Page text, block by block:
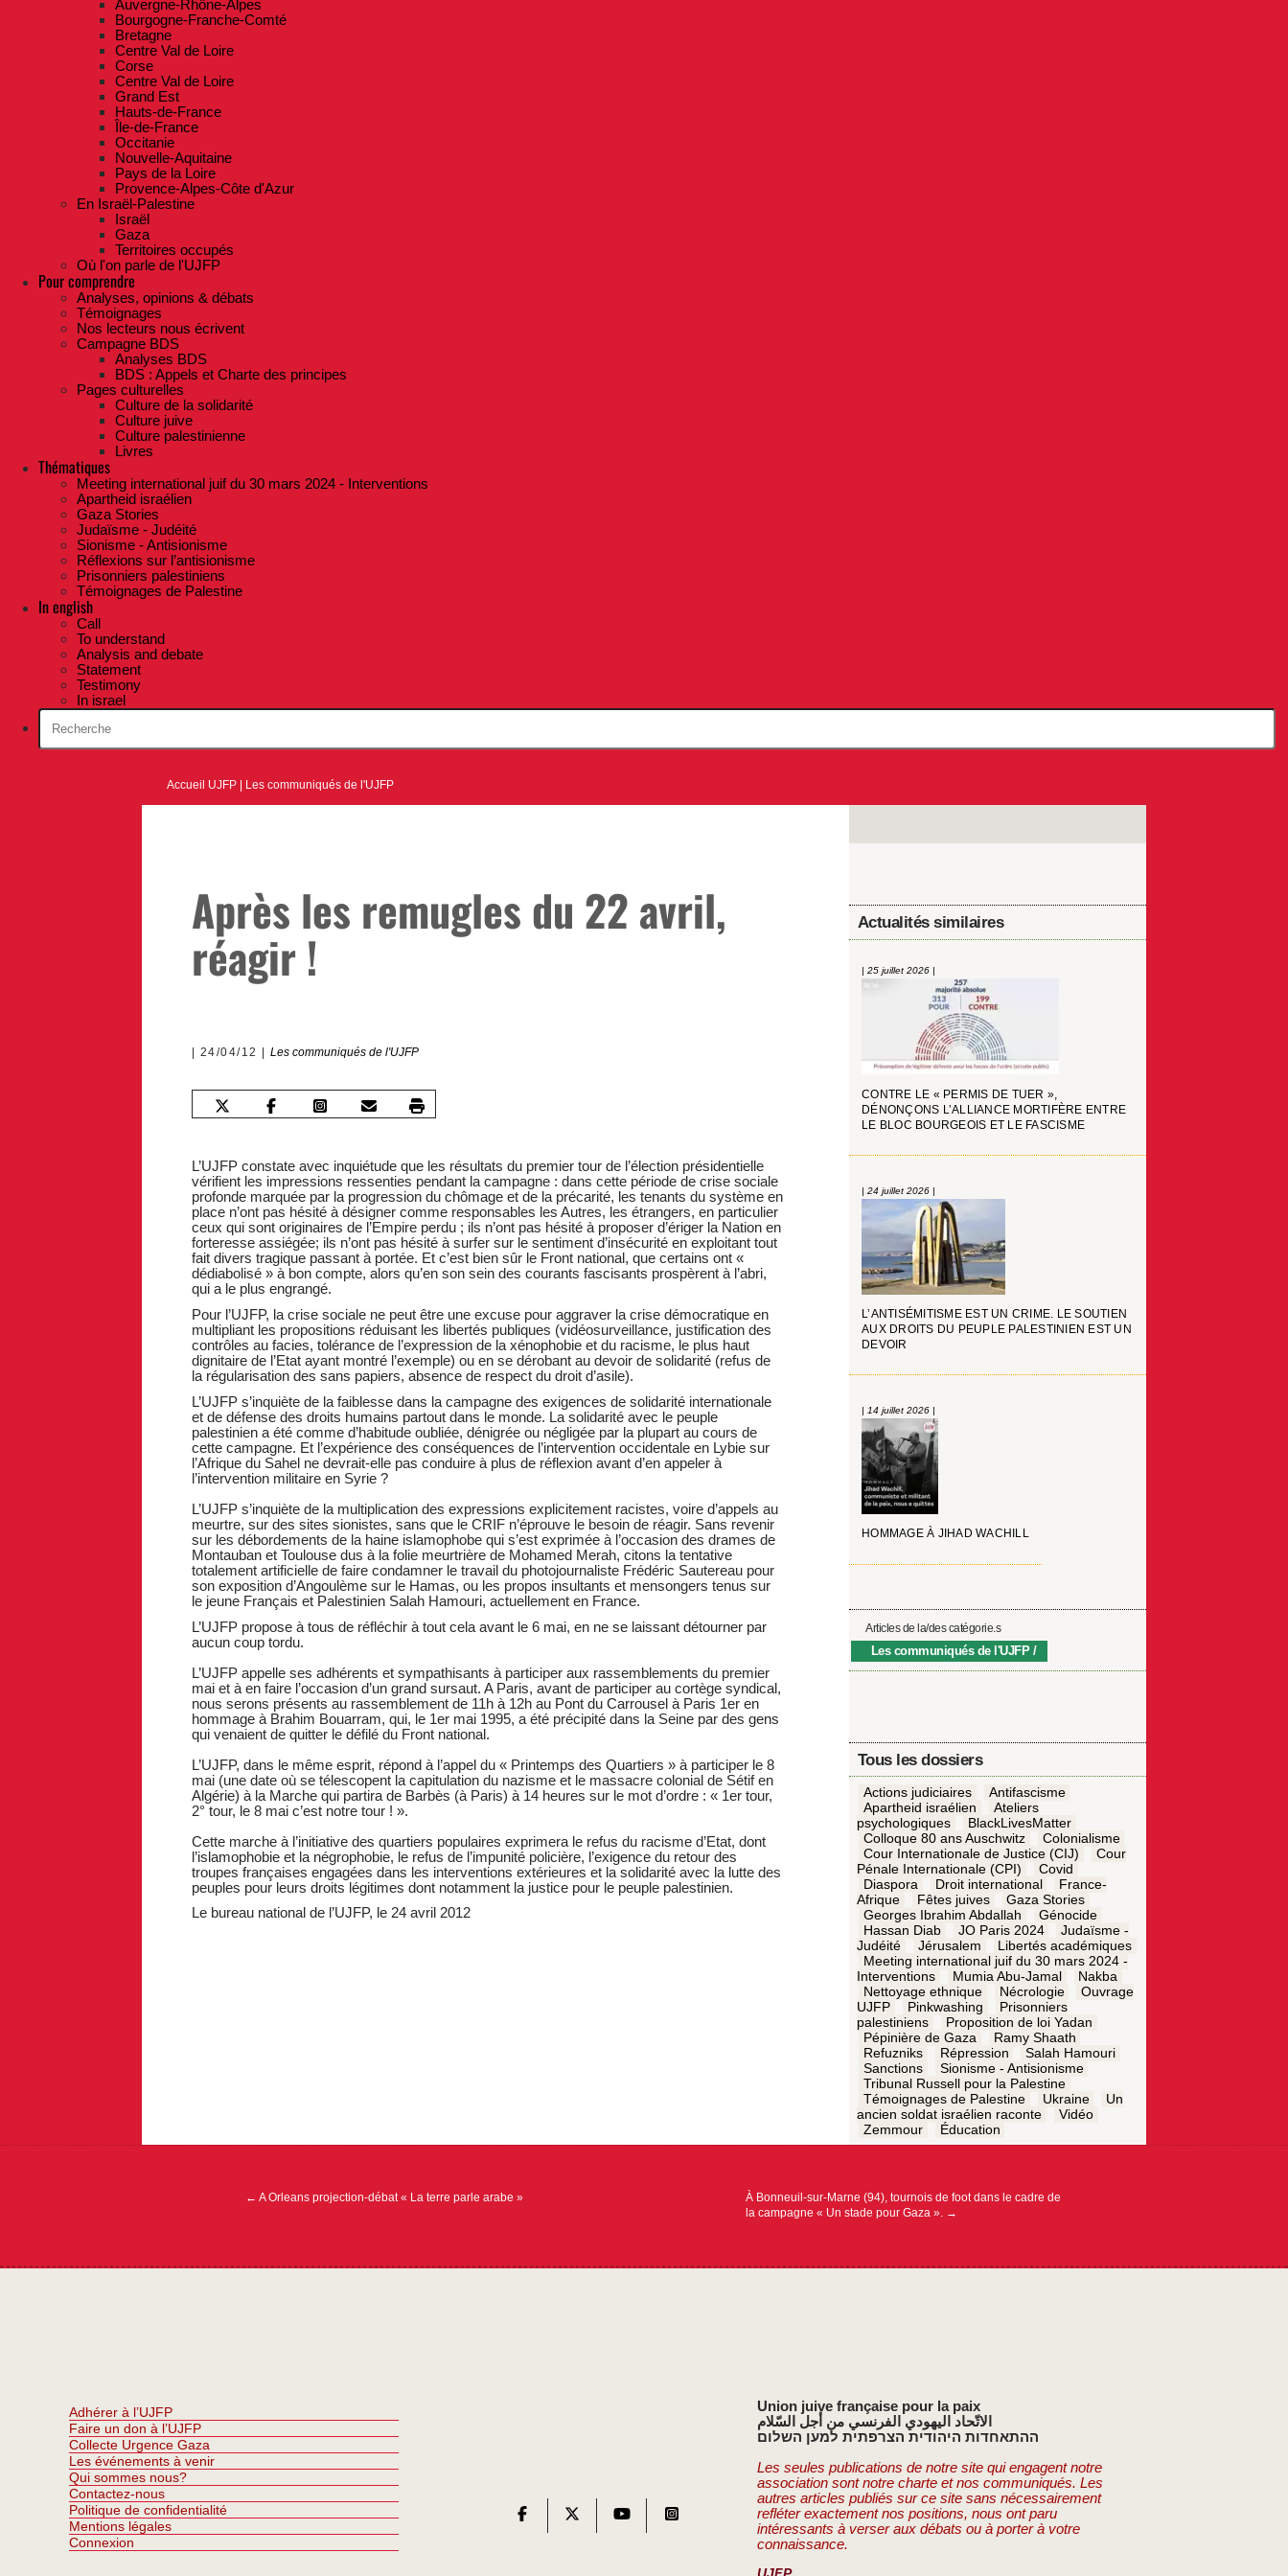
Auvergne-Rhône-Alpes
Bourgogne-Franche-Comté
Bretagne
Centre Val de Loire
Corse
Centre Val de Loire
Grand Est
Hauts-de-France
Île-de-France
Occitanie
Nouvelle-Aquitaine
Pays de la Loire
Provence-Alpes-Côte d'Azur
En Israël-Palestine
Israël
Gaza
Territoires occupés
Où l'on parle de l'UJFP
Pour comprendre
Analyses, opinions & débats
Témoignages
Nos lecteurs nous écrivent
Campagne BDS
Analyses BDS
BDS : Appels et Charte des principes
Pages culturelles
Culture de la solidarité
Culture juive
Culture palestinienne
Livres
Thématiques
Meeting international juif du 30 mars 2024 - Interventions
Apartheid israélien
Gaza Stories
Judaïsme - Judéité
Sionisme - Antisionisme
Réflexions sur l’antisionisme
Prisonniers palestiniens
Témoignages de Palestine
In english
Call
To understand
Analysis and debate
Statement
Testimony
In israel
Accueil UJFP Les communiqués de l'UJFP
Après les remugles du 22 avril,
réagir !
24/04/12 Les communiqués de l'UJFP
L’UJFP constate avec inquiétude que les résultats du premier tour de l’élection présidentielle
vérifient les impressions ressenties pendant la campagne : dans cette période de crise sociale
profonde marquée par la progression du chômage et de la précarité, les tenants du système en
place n’ont pas hésité à désigner comme responsables les Autres, les étrangers, en particulier
ceux qui sont originaires de l’Empire perdu ; ils n’ont pas hésité à proposer d’ériger la Nation en
forteresse assiégée; ils n’ont pas hésité à surfer sur le sentiment d’insécurité en exploitant tout
fait divers tragique passant à portée. Et c’est bien sûr le Front national, que certains ont «
dédiabolisé » à bon compte, alors qu’en son sein des courants fascisants prospèrent à l’abri,
qui a le plus engrangé.
Pour l’UJFP, la crise sociale ne peut être une excuse pour aggraver la crise démocratique en
multipliant les propositions réduisant les libertés publiques (vidéosurveillance, justification des
contrôles au facies, tolérance de l’expression de la xénophobie et du racisme, le plus haut
dignitaire de l’Etat ayant montré l’exemple) ou en se dérobant au devoir de solidarité (refus de
la régularisation des sans papiers, absence de respect du droit d’asile).
L’UJFP s’inquiète de la faiblesse dans la campagne des exigences de solidarité internationale
et de défense des droits humains partout dans le monde. La solidarité avec le peuple
palestinien a été comme d’habitude oubliée, dénigrée ou négligée par la plupart au cours de
cette campagne. Et l’expérience des conséquences de l’intervention occidentale en Lybie sur
l’Afrique du Sahel ne devrait-elle pas conduire à plus de réflexion avant d’en appeler à
l’intervention militaire en Syrie ?
L’UJFP s’inquiète de la multiplication des expressions explicitement racistes, voire d’appels au
meurtre, sur des sites sionistes, sans que le CRIF n’éprouve le besoin de réagir. Sans revenir
sur les débordements de la haine islamophobe qui s’est exprimée à l’occasion des drames de
Montauban et Toulouse dus à la folie meurtrière de Mohamed Merah, citons la tentative
totalement artificielle de faire condamner le travail du photojournaliste Frédéric Sautereau pour
son exposition d’Angoulème sur le Hamas, ou les propos insultants et mensongers tenus sur
le jeune Français et Palestinien Salah Hamouri, actuellement en France.
L’UJFP propose à tous de réfléchir à tout cela avant le 6 mai, en ne se laissant détourner par
aucun coup tordu.
L’UJFP appelle ses adhérents et sympathisants à participer aux rassemblements du premier
mai et à en faire l’occasion d’un grand sursaut. A Paris, avant de participer au cortège syndical,
nous serons présents au rassemblement de 11h à 12h au Pont du Carrousel à Paris 1er en
hommage à Brahim Bouarram, qui, le 1er mai 1995, a été précipité dans la Seine par des gens
qui venaient de quitter le défilé du Front national.
L’UJFP, dans le même esprit, répond à l’appel du « Printemps des Quartiers » à participer le 8
mai (une date où se télescopent la capitulation du nazisme et le massacre colonial de Sétif en
Algérie) à la Marche qui partira de Barbès (à Paris) à 14 heures sur le mot d’ordre : « 1er tour,
2° tour, le 8 mai c’est notre tour ! ».
Cette marche à l’initiative des quartiers populaires exprimera le refus du racisme d’Etat, dont
l’islamophobie et la négrophobie, le refus de l’impunité policière, l’exigence du retour des
troupes françaises engagées dans les interventions extérieures et la solidarité avec la lutte des
peuples pour leurs droits légitimes dont notamment la justice pour le peuple palestinien.
Le bureau national de l’UJFP, le 24 avril 2012
Actualités similaires
| 25 juillet 2026 |
CONTRE LE « PERMIS DE TUER »,
DÉNONÇONS L’ALLIANCE MORTIFÈRE ENTRE
LE BLOC BOURGEOIS ET LE FASCISME
| 24 juillet 2026 |
L’ANTISÉMITISME EST UN CRIME. LE SOUTIEN
AUX DROITS DU PEUPLE PALESTINIEN EST UN
DEVOIR
| 14 juillet 2026 |
HOMMAGE À JIHAD WACHILL
Articles de la/des catégorie.s
Les communiqués de l'UJFP
Tous les dossiers
Actions judiciaires
Antifascisme
Apartheid israélien
Ateliers
psychologiques
BlackLivesMatter
Colloque 80 ans Auschwitz
Colonialisme
Cour Internationale de Justice (CIJ)
Cour
Pénale Internationale (CPI)
Covid
Diaspora
Droit international
France-
Afrique
Fêtes juives
Gaza Stories
Georges Ibrahim Abdallah
Génocide
Hassan Diab
JO Paris 2024
Judaïsme -
Judéité
Jérusalem
Libertés académiques
Meeting international juif du 30 mars 2024 -
Interventions
Mumia Abu-Jamal
Nakba
Nettoyage ethnique
Nécrologie
Ouvrage
UJFP
Pinkwashing
Prisonniers
palestiniens
Proposition de loi Yadan
Pépinière de Gaza
Ramy Shaath
Refuzniks
Répression
Salah Hamouri
Sanctions
Sionisme - Antisionisme
Tribunal Russell pour la Palestine
Témoignages de Palestine
Ukraine
Un
ancien soldat israélien raconte
Vidéo
Zemmour
Éducation
Navigation
← A Orleans projection-débat « La terre parle arabe »
À Bonneuil-sur-Marne (94), tournois de foot dans le cadre de
la campagne « Un stade pour Gaza ». →
Adhérer à l’UJFP
Faire un don à l’UJFP
Collecte Urgence Gaza
Les événements à venir
Qui sommes nous?
Contactez-nous
Politique de confidentialité
Mentions légales
Connexion
Union juive française pour la paix
الاتّحاد اليهودي الفرنسي من أجل السّلام
ההתאחדות היהודית הצרפתית למען השלום
Les seules publications de notre site qui engagent notre
association sont notre charte et nos communiqués. Les
autres articles publiés sur ce site sans nécessairement
refléter exactement nos positions, nous ont paru
intéressants à verser aux débats ou à porter à votre
connaissance.